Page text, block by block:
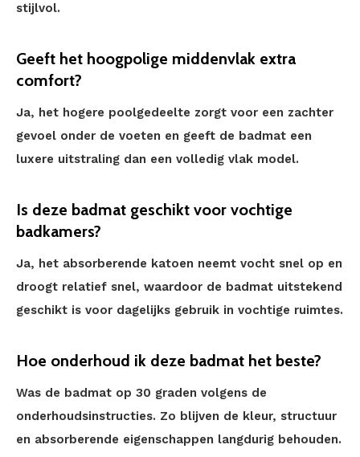
stijlvol.
Geeft het hoogpolige middenvlak extra
comfort?
Ja, het hogere poolgedeelte zorgt voor een zachter
gevoel onder de voeten en geeft de badmat een
luxere uitstraling dan een volledig vlak model.
Is deze badmat geschikt voor vochtige
badkamers?
Ja, het absorberende katoen neemt vocht snel op en
droogt relatief snel, waardoor de badmat uitstekend
geschikt is voor dagelijks gebruik in vochtige ruimtes.
Hoe onderhoud ik deze badmat het beste?
Was de badmat op 30 graden volgens de
onderhoudsinstructies. Zo blijven de kleur, structuur
en absorberende eigenschappen langdurig behouden.